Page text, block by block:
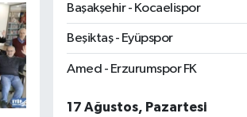
Başakşehir - Kocaelispor
Beşiktaş - Eyüpspor
Amed - Erzurumspor FK
17 Ağustos, Pazartesi